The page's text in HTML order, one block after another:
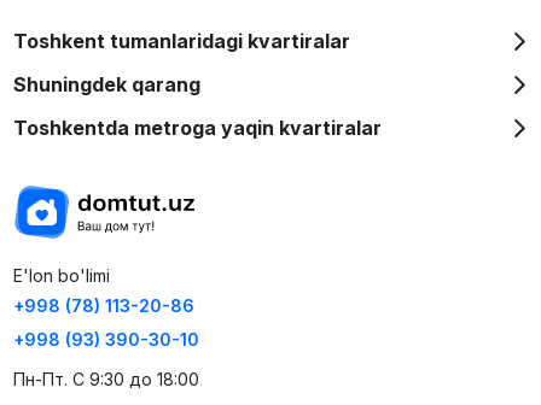
Toshkent tumanlaridagi kvartiralar
Shuningdek qarang
Toshkentda metroga yaqin kvartiralar
E'lon bo'limi
+998 (78) 113-20-86
+998 (93) 390-30-10
Пн-Пт. С 9:30 до 18:00